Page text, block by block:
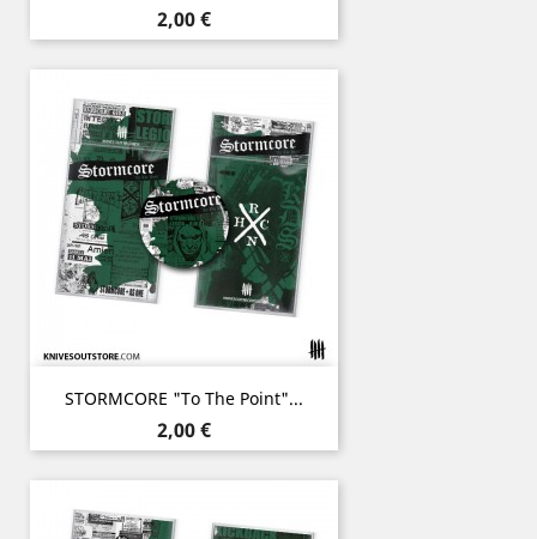
Prix
2,00 €
STORMCORE "To The Point"...
Prix
2,00 €